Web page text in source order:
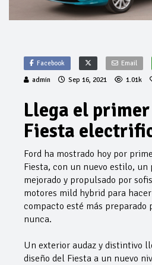
Facebook Email
admin Sep 16, 2021 1.01k
Llega el
Fiesta
Ford ha mostrado hoy por
Fiesta, con un nuevo estilo,
mejorado y propulsado por
motores mild hybrid para
compacto esté más preparado
nunca.
Un exterior audaz y distintivo
diseño del Fiesta a un nuevo